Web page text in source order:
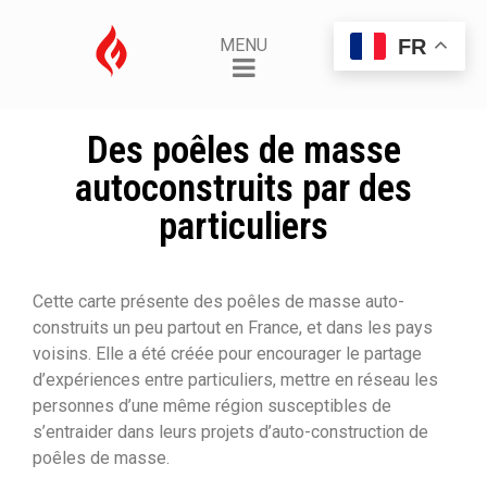
MENU
Des poêles de masse
autoconstruits par des
particuliers
Cette carte présente des poêles de masse auto-
construits un peu partout en France, et dans les pays
voisins. Elle a été créée pour encourager le partage
d’expériences entre particuliers, mettre en réseau les
personnes d’une même région susceptibles de
s’entraider dans leurs projets d’auto-construction de
poêles de masse.
FR